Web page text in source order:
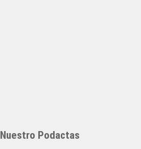
Nuestro Podactas